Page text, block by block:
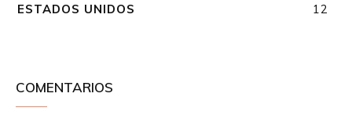
ESTADOS UNIDOS
12
COMENTARIOS